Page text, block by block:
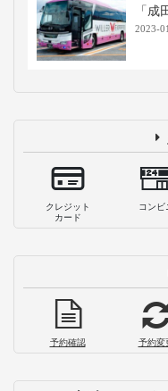
「
2023-
クレジット
カード
コンビ
予約確認 予約変